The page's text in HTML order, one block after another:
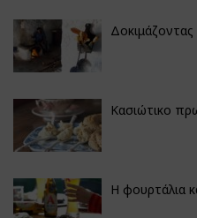
Δοκιμάζοντας
Κασιώτικο
Η φουρτάλια